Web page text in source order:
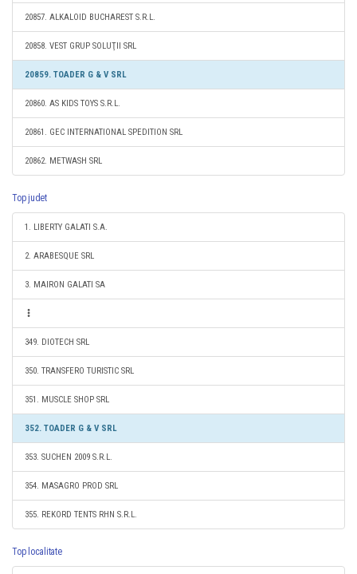
20857. ALKALOID BUCHAREST S.R.L.
20858. VEST GRUP SOLUŢII SRL
20859. TOADER G & V SRL
20860. AS KIDS TOYS S.R.L.
20861. GEC INTERNATIONAL SPEDITION SRL
20862. METWASH SRL
Top judet
1. LIBERTY GALATI S.A.
2. ARABESQUE SRL
3. MAIRON GALATI SA
349. DIOTECH SRL
350. TRANSFERO TURISTIC SRL
351. MUSCLE SHOP SRL
352. TOADER G & V SRL
353. SUCHEN 2009 S.R.L.
354. MASAGRO PROD SRL
355. REKORD TENTS RHN S.R.L.
Top localitate